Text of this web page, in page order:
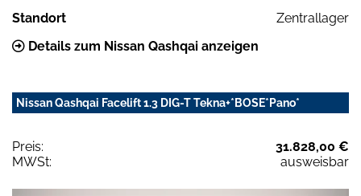
Standort
Zentrallager
Details zum Nissan Qashqai anzeigen
Nissan Qashqai Facelift 1.3 DIG-T Tekna+*BOSE*Pano*
Preis:
31.828,00 €
MWSt:
ausweisbar